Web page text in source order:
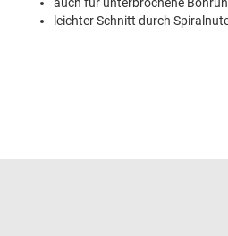
leichter Schnitt durch